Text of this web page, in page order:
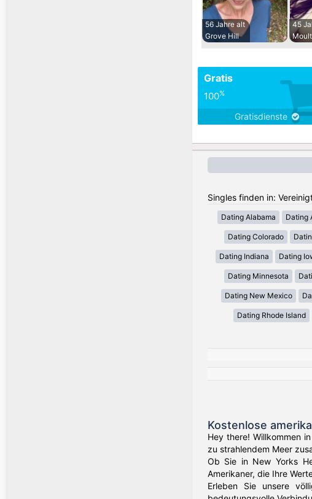
56 Jahre alt
Grove Hill
45
Gratis
100%
Gratisdienste
Singles finden in:
Dating Alabama Dating
Dating Colorado
Dating Indiana Dating
Dating Minnesota
Dating New Mexico
Dating Rhode Island
Kostenlose
Hey there! Willkommen
zu strahlendem Meer
Ob Sie in New Yorks
Amerikaner, die Ihre
Erleben Sie unsere